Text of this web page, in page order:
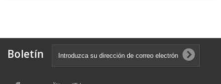
Boletín